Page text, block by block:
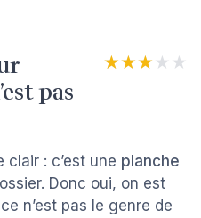
pas
★★★★★
★★★★★
: c’est une planche
Donc oui, on est
n’est pas le genre de